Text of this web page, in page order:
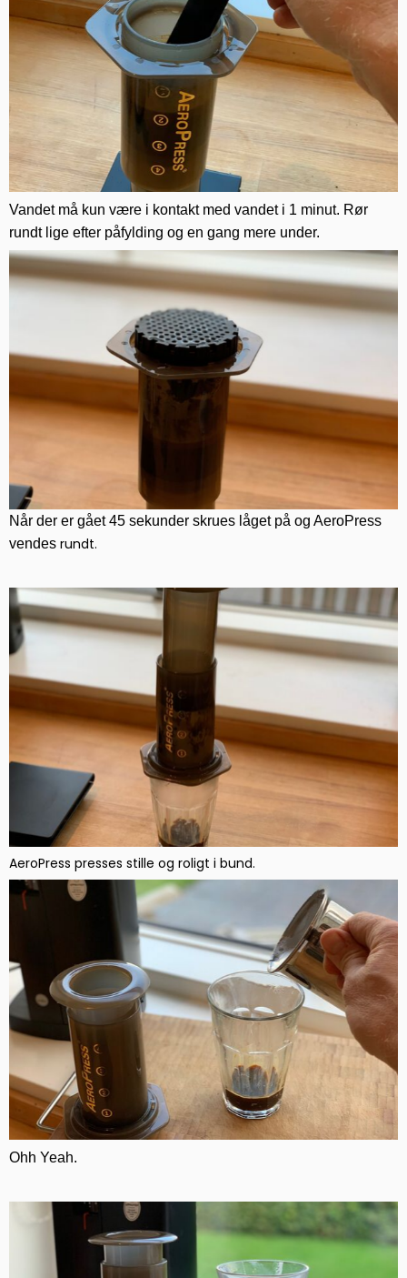
Vandet må kun være i kontakt med vandet i 1 minut. Rør
rundt lige efter påfylding og en gang mere under.
Når der er gået 45 sekunder skrues låget på og AeroPress
vendes rundt.
AeroPress presses stille og roligt i bund.
Ohh Yeah.